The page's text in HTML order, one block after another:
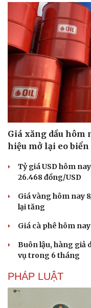
Nhi khoa
Nam khoa
Làm đẹp - giảm cân
Phòng mạch online
Ăn sạch sống khỏe
Giá xăng dầu hôm
hiệu mở lại eo
Tỷ giá USD hôm
26.468 đồng/USD
Giá vàng hôm nay
lại tăng
Giá cà phê hôm
Buôn lậu, hàng giả
vụ trong 6 tháng
PHÁP LUẬT